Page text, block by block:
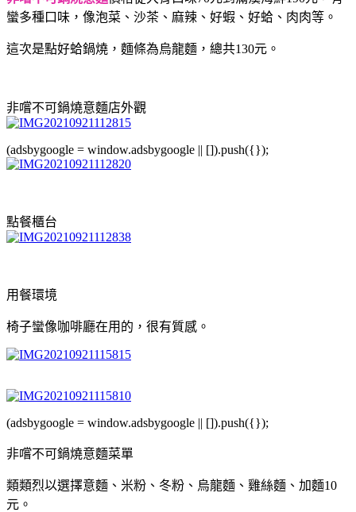
蠻多種口味，像泡菜、沙茶、麻辣、好蝦、好蛤、肉肉等。
這次是點好蛤鍋燒，麵條為烏龍麵，總共130元。
非嚐不可鍋燒意麵店外觀
(adsbygoogle = window.adsbygoogle || []).push({});
點餐櫃台
用餐環境
椅子蠻像咖啡廳在用的，很有質感。
(adsbygoogle = window.adsbygoogle || []).push({});
非嚐不可鍋燒意麵菜單
類類烈以選擇意麵、米粉、冬粉、烏龍麵、雞絲麵、加麵10
元。